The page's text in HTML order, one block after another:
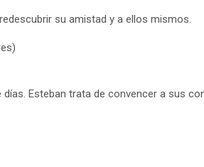
su amistad y a ellos mismos.
Esteban trata de convencer a sus